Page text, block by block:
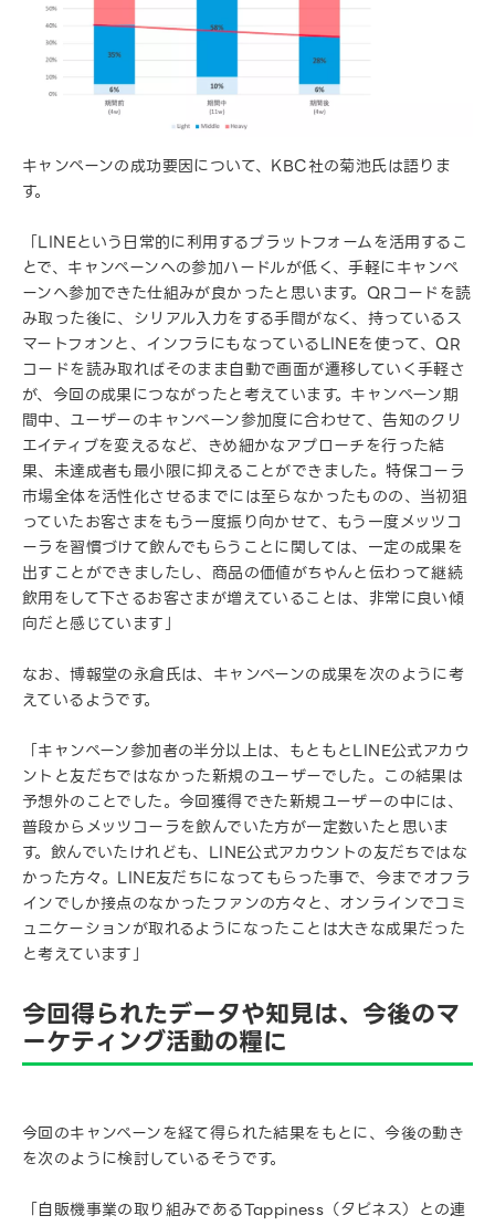
キャンペーンの成功要因について、KBC社の菊池氏は語りま
す。
「LINEという日常的に利用するプラットフォームを活用するこ
とで、キャンペーンへの参加ハードルが低く、手軽にキャンペ
ーンへ参加できた仕組みが良かったと思います。QRコードを読
み取った後に、シリアル入力をする手間がなく、持っているス
マートフォンと、インフラにもなっているLINEを使って、QR
コードを読み取ればそのまま自動で画面が遷移していく手軽さ
が、今回の成果につながったと考えています。キャンペーン期
間中、ユーザーのキャンペーン参加度に合わせて、告知のクリ
エイティブを変えるなど、きめ細かなアプローチを行った結
果、未達成者も最小限に抑えることができました。特保コーラ
市場全体を活性化させるまでには至らなかったものの、当初狙
っていたお客さまをもう一度振り向かせて、もう一度メッツコ
ーラを習慣づけて飲んでもらうことに関しては、一定の成果を
出すことができましたし、商品の価値がちゃんと伝わって継続
飲用をして下さるお客さまが増えていることは、非常に良い傾
向だと感じています」
なお、博報堂の永倉氏は、キャンペーンの成果を次のように考
えているようです。
「キャンペーン参加者の半分以上は、もともとLINE公式アカウ
ントと友だちではなかった新規のユーザーでした。この結果は
予想外のことでした。今回獲得できた新規ユーザーの中には、
普段からメッツコーラを飲んでいた方が一定数いたと思いま
す。飲んでいたけれども、LINE公式アカウントの友だちではな
かった方々。LINE友だちになってもらった事で、今までオフラ
インでしか接点のなかったファンの方々と、オンラインでコミ
ュニケーションが取れるようになったことは大きな成果だった
と考えています」
今回得られたデータや知見は、今後のマ
ーケティング活動の糧に
今回のキャンペーンを経て得られた結果をもとに、今後の動き
を次のように検討しているそうです。
「自販機事業の取り組みであるTappiness（タピネス）との連